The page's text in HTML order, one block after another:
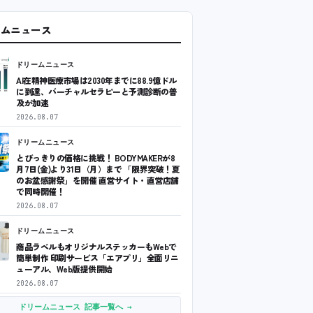
ニュース
ドリームニュース
AI在精神医療市場は2030年までに88.9億ドル
に到達、バーチャルセラピーと予測診断の普
及が加速
2026.08.07
ドリームニュース
とびっきりの価格に挑戦！ BODYMAKERが8
月7日(金)より31日（月）まで 「限界突破！夏
のお盆感謝祭」を開催 直営サイト・直営店舗
で同時開催！
2026.08.07
ドリームニュース
商品ラベルもオリジナルステッカーもWebで
簡単制作 印刷サービス「エアプリ」全面リニ
ューアル、Web版提供開始
2026.08.07
ドリームニュース 記事一覧へ →